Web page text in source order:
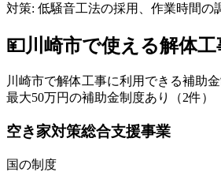
対策: 低騒音工法の採用、作業時間の
💴川崎市で使える解体
川崎市で解体工事に利用できる補助
最大50万円の補助金制度あり（2件）
空き家対策総合支援事業
国の制度